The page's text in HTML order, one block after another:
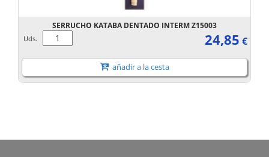
SERRUCHO KATABA DENTADO INTERM Z15003
Uds. 24,85 €
añadir a la cesta